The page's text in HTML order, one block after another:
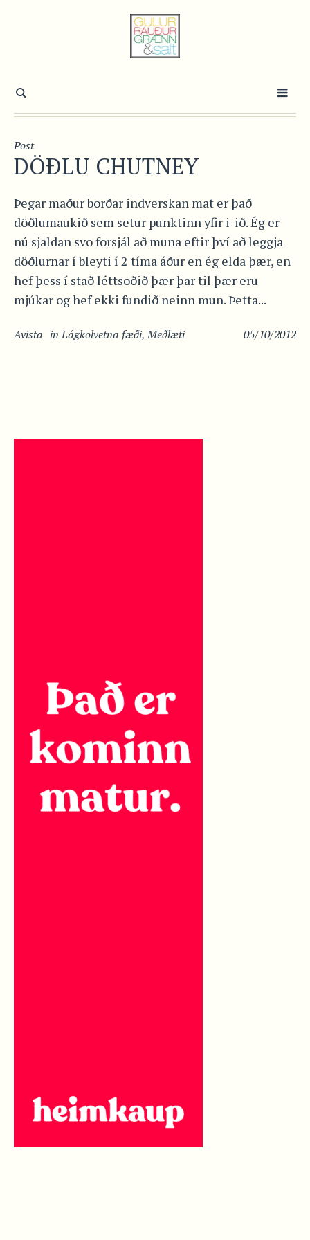
Post
DÖÐLU CHUTNEY
Þegar maður borðar indverskan mat er það
döðlumaukið sem setur punktinn yfir i-ið. Ég er
nú sjaldan svo forsjál að muna eftir því að leggja
döðlurnar í bleyti í 2 tíma áður en ég elda þær, en
hef þess í stað léttsoðið þær þar til þær eru
mjúkar og hef ekki fundið neinn mun. Þetta...
05/10/2012
Avista inLágkolvetna fæði,Meðlæti